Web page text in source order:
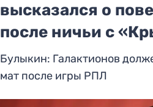
высказался о
после ничьи с
Булыкин: Галактионов
мат после игры РПЛ